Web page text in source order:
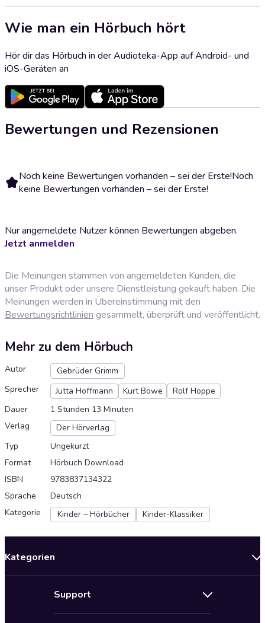
Wie man ein Hörbuch hört
Hör dir das Hörbuch in der Audioteka-App auf Android- und
iOS-Geräten an
Bewertungen und Rezensionen
Noch keine Bewertungen vorhanden – sei der Erste!Noch
keine Bewertungen vorhanden – sei der Erste!
Nur angemeldete Nutzer können Bewertungen abgeben.
Jetzt anmelden
Die Meinungen stammen von angemeldeten Kunden, die
unser Produkt oder unsere Dienstleistung gekauft haben. Die
Meinungen werden in Übereinstimmung mit den
Bewertungsrichtlinien gesammelt, überprüft und veröffentlicht.
Mehr zu dem Hörbuch
Autor
Gebrüder Grimm
Sprecher
Jutta Hoffmann Kurt Böwe
Rolf Hoppe
Dauer
1 Stunden 13 Minuten
Verlag
Der Hörverlag
Typ
Ungekürzt
Format
Hörbuch Download
ISBN
9783837134322
Sprache
Deutsch
Kategorie
Kinder – Hörbücher Kinder-Klassiker
Kategorien
Support